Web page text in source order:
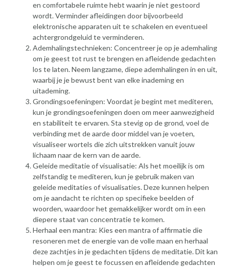
en comfortabele ruimte hebt waarin je niet gestoord
wordt. Verminder afleidingen door bijvoorbeeld
elektronische apparaten uit te schakelen en eventueel
achtergrondgeluid te verminderen.
Ademhalingstechnieken: Concentreer je op je ademhaling
om je geest tot rust te brengen en afleidende gedachten
los te laten. Neem langzame, diepe ademhalingen in en uit,
waarbij je je bewust bent van elke inademing en
uitademing.
Grondingsoefeningen: Voordat je begint met mediteren,
kun je grondingsoefeningen doen om meer aanwezigheid
en stabiliteit te ervaren. Sta stevig op de grond, voel de
verbinding met de aarde door middel van je voeten,
visualiseer wortels die zich uitstrekken vanuit jouw
lichaam naar de kern van de aarde.
Geleide meditatie of visualisatie: Als het moeilijk is om
zelfstandig te mediteren, kun je gebruik maken van
geleide meditaties of visualisaties. Deze kunnen helpen
om je aandacht te richten op specifieke beelden of
woorden, waardoor het gemakkelijker wordt om in een
diepere staat van concentratie te komen.
Herhaal een mantra: Kies een mantra of affirmatie die
resoneren met de energie van de volle maan en herhaal
deze zachtjes in je gedachten tijdens de meditatie. Dit kan
helpen om je geest te focussen en afleidende gedachten